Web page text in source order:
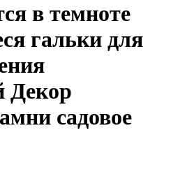
в темноте
гальки для
Декор
садовое